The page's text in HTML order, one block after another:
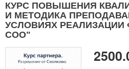
КУРС ПОВЫШЕНИЯ
И МЕТОДИКА
УСЛОВИЯХ РЕАЛИЗАЦИИ
СОО"